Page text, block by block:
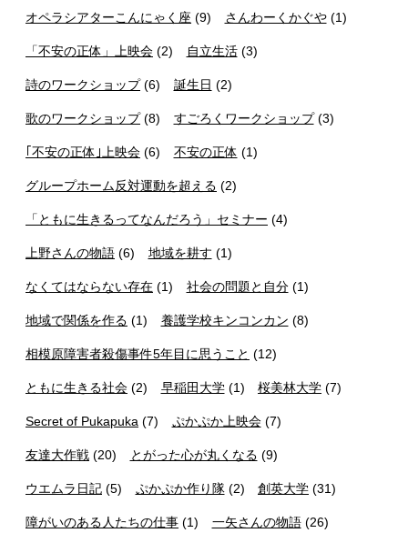
オペラシアターこんにゃく座 (9) さんわーくかぐや(1)
「不安の正体」上映会 (2) 自立生活(3)
詩のワークショップ(6) 誕生日 (2)
歌のワークショップ(8) すごろくワークショップ(3)
｢不安の正体｣上映会 (6) 不安の正体 (1)
グループホーム反対運動を超える (2)
「ともに生きるってなんだろう」セミナー (4)
上野さんの物語 (6) 地域を耕す (1)
なくてはならない存在 (1) 社会の問題と自分(1)
地域で関係を作る (1) 養護学校キンコンカン (8)
相模原障害者殺傷事件5年目に思うこと (12)
ともに生きる社会 (2) 早稲田大学(1) 桜美林大学 (7)
Secret of Pukapuka (7) ぷかぷか上映会(7)
友達大作戦 (20) とがった心が丸くなる (9)
ウエムラ日記 (5) ぷかぷか作り隊(2) 創英大学 (31)
障がいのある人たちの仕事 (1) 一矢さんの物語(26)